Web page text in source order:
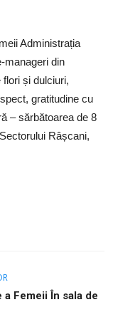
Administrația
manageri din
și dulciuri,
gratitudine cu
– sărbătoarea de 8
Râșcani,
Femeii În sala de